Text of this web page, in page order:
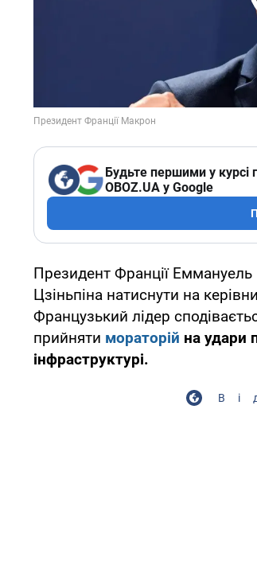
Будьте першими у курсі
OBOZ.UA у Google
Президент Франції
Цзіньпіна натиснути на
Французький лідер
прийняти мораторій на удари
інфраструктурі.